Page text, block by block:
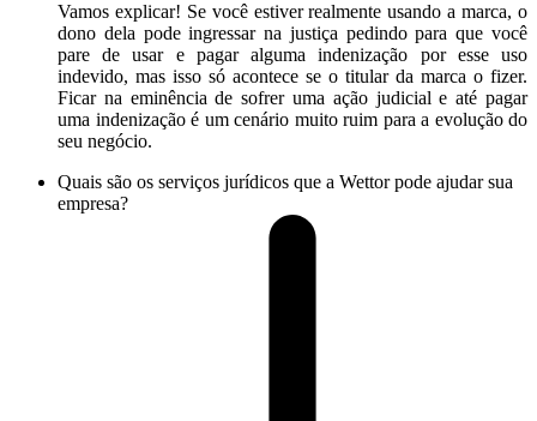
Vamos explicar! Se você estiver realmente usando a marca, o
dono dela pode ingressar na justiça pedindo para que você
pare de usar e pagar alguma indenização por esse uso
indevido, mas isso só acontece se o titular da marca o fizer.
Ficar na eminência de sofrer uma ação judicial e até pagar
uma indenização é um cenário muito ruim para a evolução do
seu negócio.
Quais são os serviços jurídicos que a Wettor pode ajudar sua
empresa?